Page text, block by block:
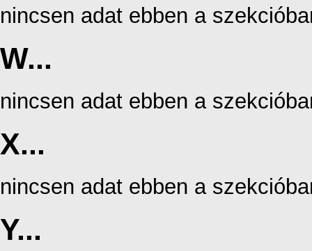
nincsen adat ebben a
W...
nincsen adat ebben a
X...
nincsen adat ebben a
Y...